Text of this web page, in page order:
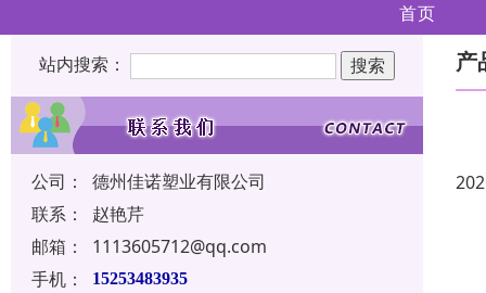
首页
站内搜索：
公司：
德州佳诺塑业有限公司
联系：
赵艳芹
邮箱：
1113605712@qq.com
手机：
15253483935
产